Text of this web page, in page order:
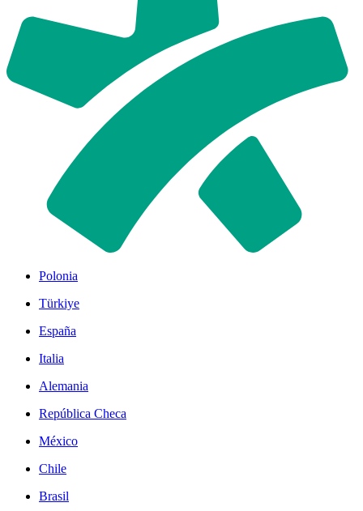
Polonia
Türkiye
España
Italia
Alemania
República Checa
México
Chile
Brasil